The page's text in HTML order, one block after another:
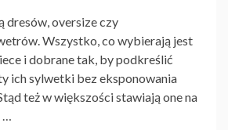
dresów, oversize czy
Wszystko, co wybierają jest
i dobrane tak, by podkreślić
ich sylwetki bez eksponowania
też w większości stawiają one na
…